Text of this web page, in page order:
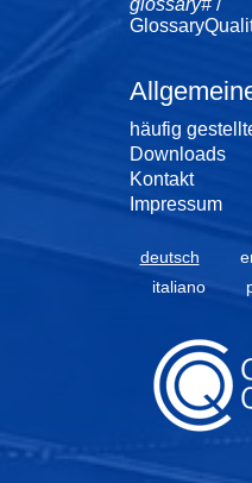
häufig
Downloads
Kontakt
Impressum
deutsch
italiano